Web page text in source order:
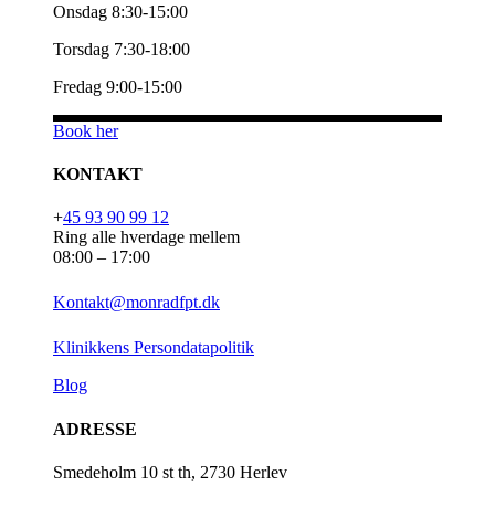
Onsdag 8:30-15:00
Torsdag 7:30-18:00
Fredag 9:00-15:00
Book her
KONTAKT
+45 93 90 99 12
Ring alle hverdage mellem
08:00 – 17:00
Kontakt@monradfpt.dk
Klinikkens Persondatapolitik
Blog
ADRESSE
Smedeholm 10 st th, 2730 Herlev